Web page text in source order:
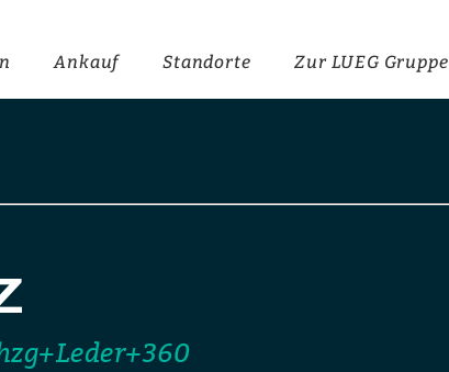
Ankauf Standorte Zur LUEG Gruppe